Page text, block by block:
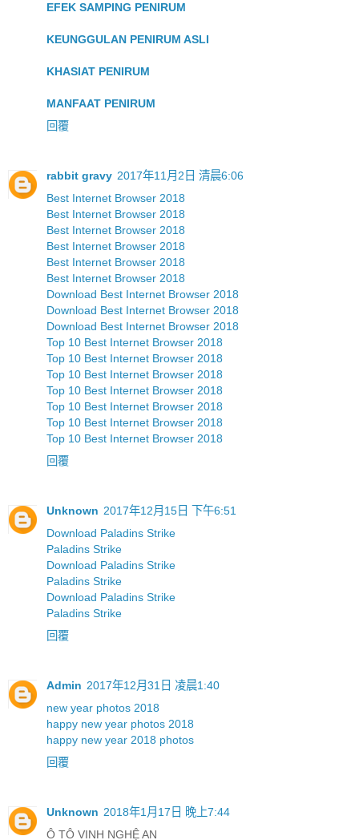
EFEK SAMPING PENIRUM
KEUNGGULAN PENIRUM ASLI
KHASIAT PENIRUM
MANFAAT PENIRUM
回覆
rabbit gravy 2017年11月2日 清晨6:06
Best Internet Browser 2018
Best Internet Browser 2018
Best Internet Browser 2018
Best Internet Browser 2018
Best Internet Browser 2018
Best Internet Browser 2018
Download Best Internet Browser 2018
Download Best Internet Browser 2018
Download Best Internet Browser 2018
Top 10 Best Internet Browser 2018
Top 10 Best Internet Browser 2018
Top 10 Best Internet Browser 2018
Top 10 Best Internet Browser 2018
Top 10 Best Internet Browser 2018
Top 10 Best Internet Browser 2018
Top 10 Best Internet Browser 2018
回覆
Unknown 2017年12月15日 下午6:51
Download Paladins Strike
Paladins Strike
Download Paladins Strike
Paladins Strike
Download Paladins Strike
Paladins Strike
回覆
Admin 2017年12月31日 凌晨1:40
new year photos 2018
happy new year photos 2018
happy new year 2018 photos
回覆
Unknown 2018年1月17日 晚上7:44
Ô TÔ VINH NGHỆ AN